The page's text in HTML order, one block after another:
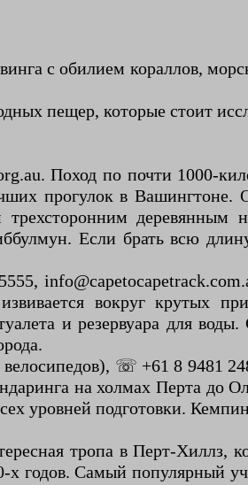
с обилием кораллов,
пещер, которые стоит
Поход по почти 1000-
прогулок в Вашингтоне.
деревянным
Если брать всю
вокруг крутых
и резервуара для
☏ +61 8 9481
на холмах Перта до
уровней подготовки.
тропа в Перт-Хиллз,
годов. Самый популярный